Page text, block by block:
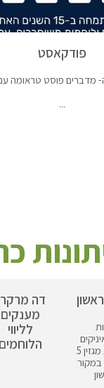
פודקאסט
מדברים פוסט טראומה
...
דה
מענקים
לליווי
הלוחמים
בכתבת מגזין 5
במקור